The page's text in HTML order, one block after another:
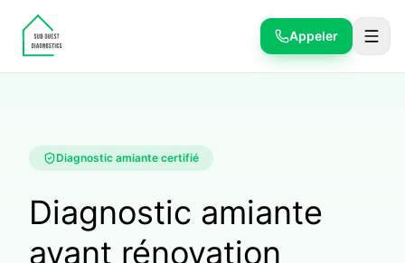
Appeler
Diagnostic amiante certifié
Diagnostic amiante
avant rénovation